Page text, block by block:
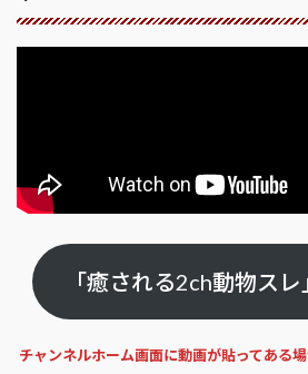
「癒される2ch動物ス
チャンネルホーム画面に動画が貼ってある